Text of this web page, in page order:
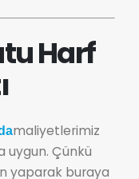
Harf
maliyetlerimiz
uygun. Çünkü
yaparak buraya